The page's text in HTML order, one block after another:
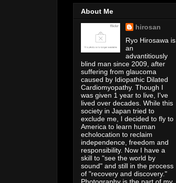
About Me
hirosan
Ryo Hirosawa is
an
advantitiously
blind man since 2009, after
suffering from glaucoma
caused by Idiopathic Dilated
Cardiomyopathy. Though I
was given 1 year to live, I've
lived over decades. While this
society in Japan tried to
exclude me, I decided to fly to
America to learn human
echolocation to reclaim
independence, freedom and
responsibility. Now I have a
skill to "see the world by
sound" and still in the process
of "recovery and discovery."